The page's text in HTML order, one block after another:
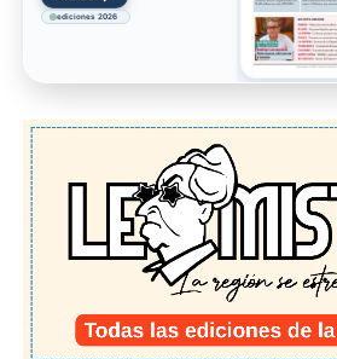
ediciones 2026